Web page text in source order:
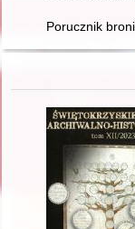
Porucznik